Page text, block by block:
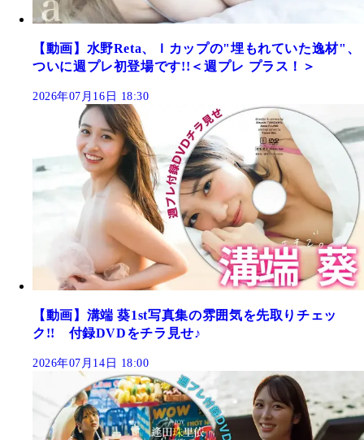
【動画】水野Reta、Ｉカップの"埋もれていた逸材"、
ついに週プレ初登場です!!＜週プレ プラス！＞
2026年07月16日 18:30
【動画】溝端 葵1st写真集の雰囲気を先取りチェッ
ク!! 付録DVDをチラ見せ♪
2026年07月14日 18:00